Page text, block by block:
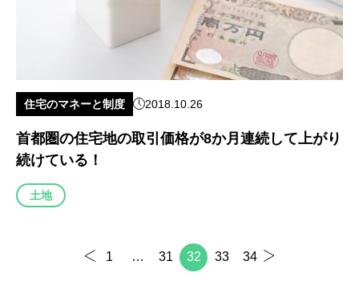
住宅のマネーと制度 2018.10.26
首都圏の住宅地の取引価格が8か月連続して上がり
続けている！
土地
1 … 31 32 33 34